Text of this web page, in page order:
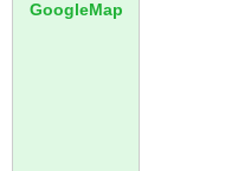
GoogleMap